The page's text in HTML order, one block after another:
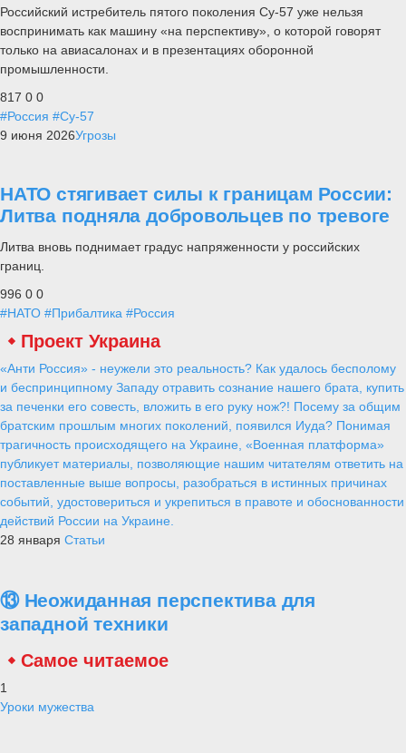
Российский истребитель пятого поколения Су-57 уже нельзя
воспринимать как машину «на перспективу», о которой говорят
только на авиасалонах и в презентациях оборонной
промышленности.
817 0 0
#Россия #Су-57
9 июня 2026Угрозы
НАТО стягивает силы к границам России:
Литва подняла добровольцев по тревоге
Литва вновь поднимает градус напряженности у российских
границ.
996 0 0
#НАТО #Прибалтика #Россия
Проект Украина
«Анти Россия» - неужели это реальность? Как удалось бесполому
и беспринципному Западу отравить сознание нашего брата, купить
за печенки его совесть, вложить в его руку нож?! Посему за общим
братским прошлым многих поколений, появился Иуда? Понимая
трагичность происходящего на Украине, «Военная платформа»
публикует материалы, позволяющие нашим читателям ответить на
поставленные выше вопросы, разобраться в истинных причинах
событий, удостовериться и укрепиться в правоте и обоснованности
действий России на Украине.
28 января Статьи
⑬ Неожиданная перспектива для
западной техники
Самое читаемое
1
Уроки мужества